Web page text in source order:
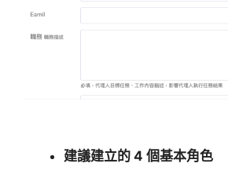
建議建立的 4 個基本角色